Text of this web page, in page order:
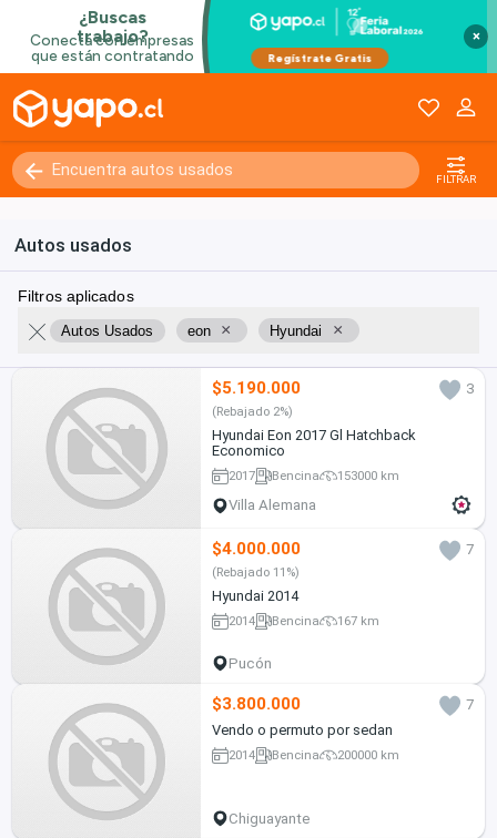
×
FILTRAR
Autos usados
Filtros aplicados
Autos Usados eon × Hyundai ×
$5.190.000 3
(Rebajado 2%)
Hyundai Eon 2017 Gl Hatchback
Economico
2017 Bencina 153000 km
Villa Alemana
$4.000.000 7
(Rebajado 11%)
Hyundai 2014
2014 Bencina 167 km
Pucón
$3.800.000
7
Vendo o permuto por sedan
2014 Bencina 200000 km
Chiguayante